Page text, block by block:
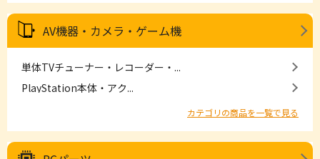
AV機器・カメラ・ゲーム機
単体TVチューナー・レコーダー・...
PlayStation本体・アク...
カテゴリの商品を一覧で見る